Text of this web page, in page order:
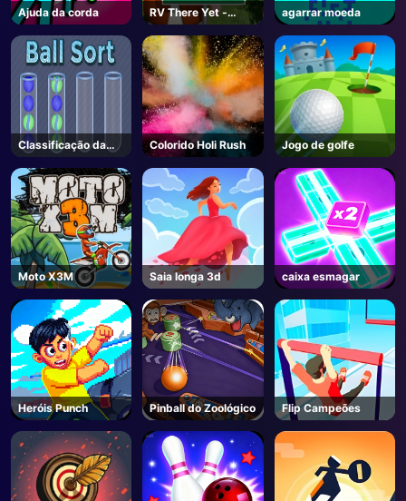
Ajuda da corda
RV There Yet -
Steam
agarrar moeda
Classificação da
bola
Colorido Holi Rush Jogo de golfe
Moto X3M Saia longa 3d caixa esmagar
Heróis Punch Pinball do Zoológico Flip Campeões